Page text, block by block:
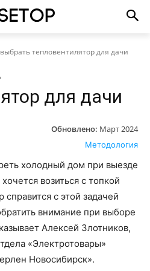
тепловентилятор для дачи
для дачи
Обновлено: Март 2024
Методология
холодный дом при выезде
возиться с топкой
с этой задачей
внимание при выборе
Алексей Злотников,
«Электротовары»
Новосибирск».